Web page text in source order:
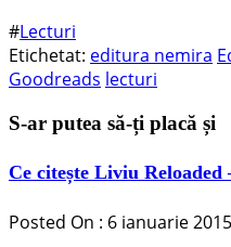
#Lecturi
Etichetat: editura nemira
Goodreads lecturi
S-ar putea să-ți placă și
Ce citește Liviu Reloaded
Posted On : 6 ianuarie 2015